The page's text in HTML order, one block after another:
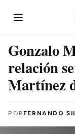
Gonzalo
relación
Martínez
POR FERNANDO